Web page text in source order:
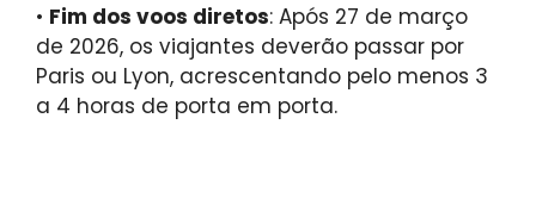
• Fim dos voos diretos: Após 27 de março
de 2026, os viajantes deverão passar por
Paris ou Lyon, acrescentando pelo menos 3
a 4 horas de porta em porta.